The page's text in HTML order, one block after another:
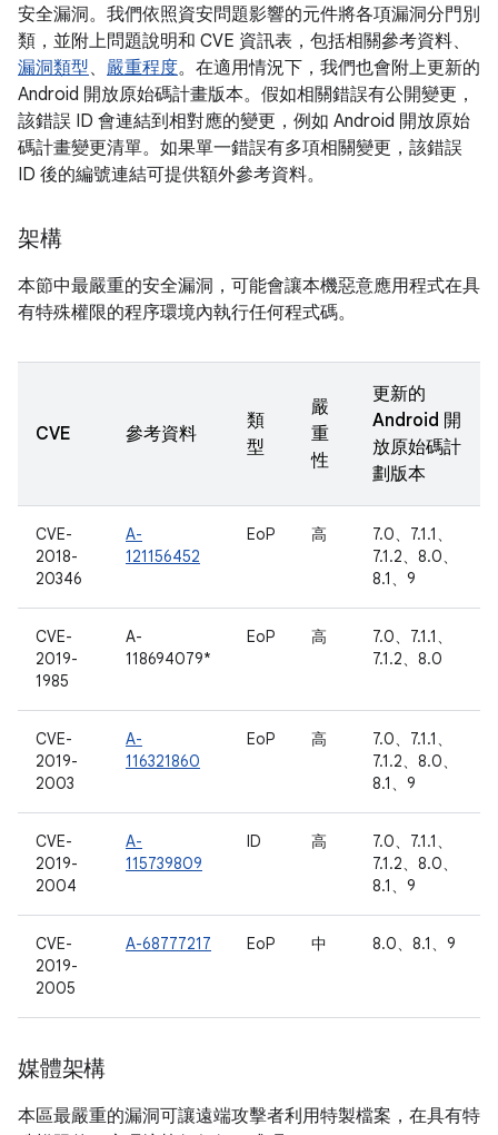
安全漏洞。我們依照資安問題影響的元件將各項漏洞分門別
類，並附上問題說明和 CVE 資訊表，包括相關參考資料、
漏洞類型、 嚴重程度。在適用情況下，我們也會附上更新的
Android 開放原始碼計畫版本。假如相關錯誤有公開變更，
該錯誤 ID 會連結到相對應的變更，例如 Android 開放原始
碼計畫變更清單。如果單一錯誤有多項相關變更，該錯誤
ID 後的編號連結可提供額外參考資料。
架構
本節中最嚴重的安全漏洞，可能會讓本機惡意應用程式在具
有特殊權限的程序環境內執行任何程式碼。
CVE 參考資料
類
型
嚴
重
性
更新的
Android 開
放原始碼計
劃版本
CVE-
2018-
20346
A-
121156452
EoP 高
7.0、7.1.1、
7.1.2、8.0、
8.1、9
CVE-
2019-
1985
A-
118694079*
EoP 高
7.0、7.1.1、
7.1.2、8.0
CVE-
2019-
2003
A-
116321860
EoP 高
7.0、7.1.1、
7.1.2、8.0、
8.1、9
CVE-
2019-
2004
A-
115739809
ID 高
7.0、7.1.1、
7.1.2、8.0、
8.1、9
CVE-
2019-
2005
A-68777217 EoP 中 8.0、8.1、9
媒體架構
本區最嚴重的漏洞可讓遠端攻擊者利用特製檔案，在具有特